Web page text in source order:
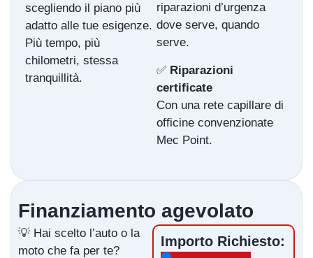
scegliendo il piano più
adatto alle tue esigenze.
Più tempo, più
chilometri, stessa
tranquillità.
riparazioni d’urgenza
dove serve, quando
serve.
✅ Riparazioni
certificate
Con una rete capillare di
officine convenzionate
Mec Point.
Finanziamento agevolato
💡 Hai scelto l’auto o la
moto che fa per te?
Importo Richiesto: